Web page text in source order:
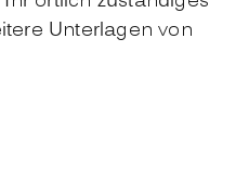
Unterlagen von